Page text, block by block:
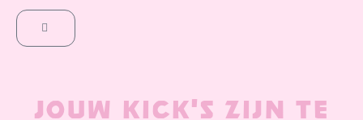
WINKELWAGEN
JOUW KICK'S ZIJN TE